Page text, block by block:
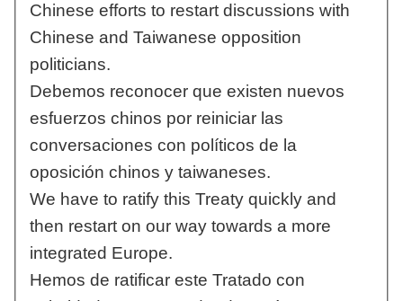
Chinese efforts to restart discussions with
Chinese and Taiwanese opposition
politicians.
Debemos reconocer que existen nuevos
esfuerzos chinos por reiniciar las
conversaciones con políticos de la
oposición chinos y taiwaneses.
We have to ratify this Treaty quickly and
then restart on our way towards a more
integrated Europe.
Hemos de ratificar este Tratado con